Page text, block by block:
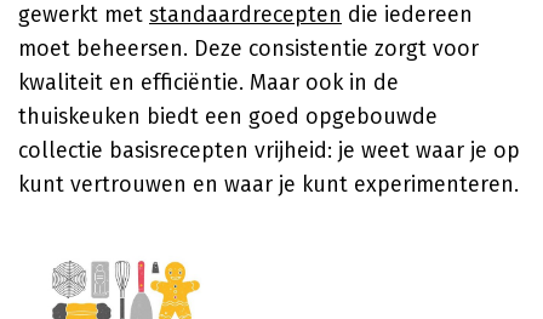
gewerkt met standaardrecepten die iedereen
moet beheersen. Deze consistentie zorgt voor
kwaliteit en efficiëntie. Maar ook in de
thuiskeuken biedt een goed opgebouwde
collectie basisrecepten vrijheid: je weet waar je op
kunt vertrouwen en waar je kunt experimenteren.